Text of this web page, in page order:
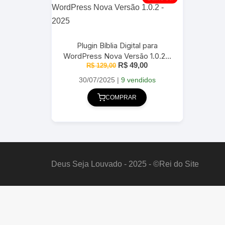
Plugin Bíblia Digital para
WordPress Nova Versão 1.0.2 –
2025
R$129,00 O
original
era:
R$ 129,00.
R$ 49,00O
atual
30/07/2025 | 9 vendidos
COMPRAR
Deus Seja Louvado - 2025 - ©Rei do Site